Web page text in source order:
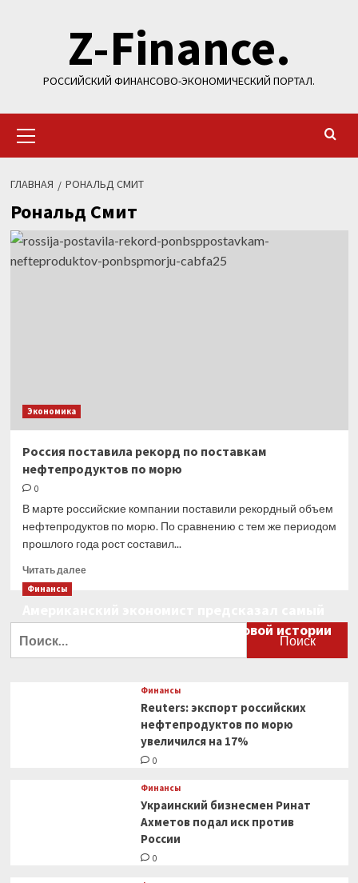
содержимомуZ-Finance.
РОССИЙСКИЙ ФИНАНСОВО-ЭКОНОМИЧЕСКИЙ ПОРТАЛ.
меню
ГЛАВНАЯ РОНАЛЬД СМИТ
Рональд Смит
Экономика
Россия поставила рекорд по поставкам
нефтепродуктов по морю
0
В марте российские компании поставили рекордный объем
нефтепродуктов по морю. По сравнению с тем же периодом
прошлого года рост составил...
Читать далееПрочитать
по поставкам
Финансы
большой финансовый крах в мировой истории
Финансы
Reuters: экспорт российских
нефтепродуктов по морю
увеличился на 17%
0
Финансы
Украинский бизнесмен Ринат
Ахметов подал иск против
России
0